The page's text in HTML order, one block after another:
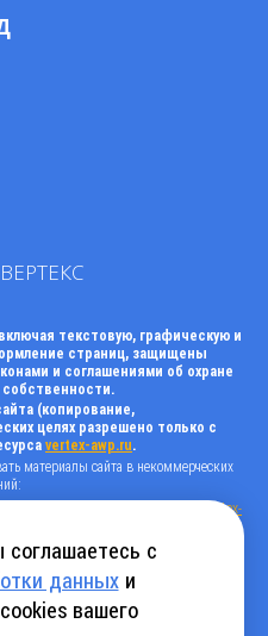
ВЕРТЕКС
текстовую, графическую и
страниц, защищены
и соглашениями об охране
собственности.
(копирование,
целях разрешено только с
vertex-awp.ru.
материалы сайта в некоммерческих
на оригинал в виде: «источник
vertex-
«nofollow» и любые другие
в ссылках;
должны оставаться в неизменном
сайтаvertex-awp.ru
размещена на главной странице вашего
соглашаетесь с
данныхи
вашего